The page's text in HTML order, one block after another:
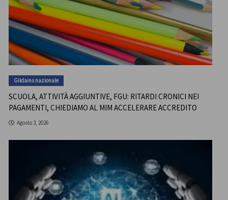
Gildains nazionale
SCUOLA, ATTIVITÀ AGGIUNTIVE, FGU: RITARDI CRONICI NEI
PAGAMENTI, CHIEDIAMO AL MIM ACCELERARE ACCREDITO
Agosto 3, 2026